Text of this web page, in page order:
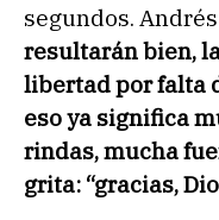
segundos.
resultarán bien,
libertad por falta
eso ya significa
rindas, mucha
grita: “gracias,